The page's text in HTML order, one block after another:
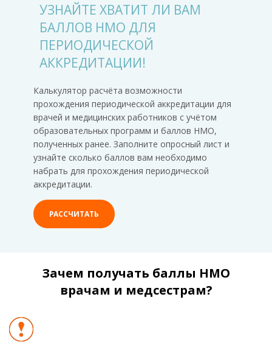
УЗНАЙТЕ ХВАТИТ ЛИ ВАМ
БАЛЛОВ НМО ДЛЯ
ПЕРИОДИЧЕСКОЙ
АККРЕДИТАЦИИ!
Калькулятор расчёта возможности
прохождения периодической аккредитации для
врачей и медицинских работников с учётом
образовательных программ и баллов НМО,
полученных ранее. Заполните опросный лист и
узнайте сколько баллов вам необходимо
набрать для прохождения периодической
аккредитации.
РАССЧИТАТЬ
Зачем получать баллы НМО
врачам и медсестрам?